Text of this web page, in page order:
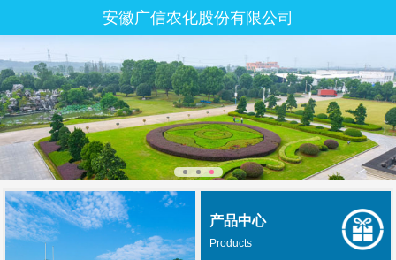
安徽广信农化股份有限公司
产品中心
Products